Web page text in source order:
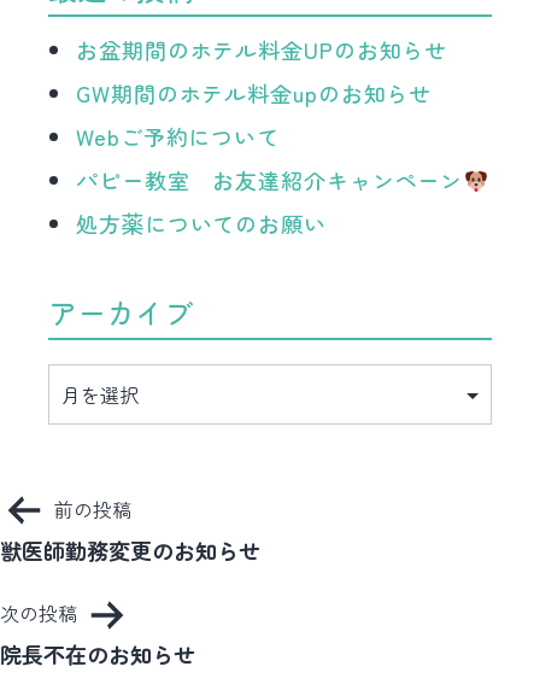
お盆期間のホテル料金UPのお知らせ
GW期間のホテル料金upのお知らせ
Webご予約について
パピー教室 お友達紹介キャンペーン
処方薬についてのお願い
アーカイブ
イ
投
稿
ビ
ゲ
前の投稿
獣医師勤務変更のお知らせ
次の投稿
院長不在のお知らせ